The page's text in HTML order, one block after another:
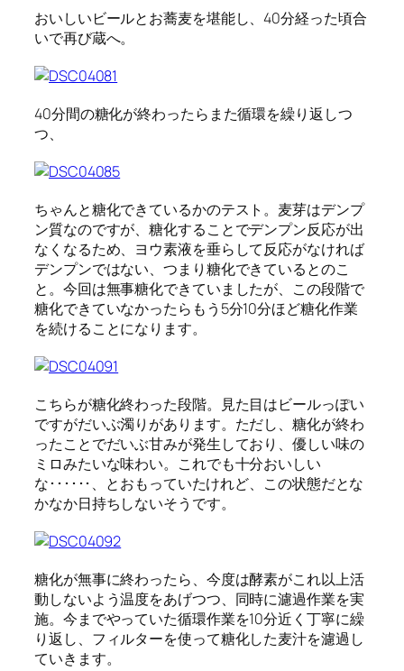
おいしいビールとお蕎麦を堪能し、40分経った頃合
いで再び蔵へ。
40分間の糖化が終わったらまた循環を繰り返しつ
つ、
ちゃんと糖化できているかのテスト。麦芽はデンプ
ン質なのですが、糖化することでデンプン反応が出
なくなるため、ヨウ素液を垂らして反応がなければ
デンプンではない、つまり糖化できているとのこ
と。今回は無事糖化できていましたが、この段階で
糖化できていなかったらもう5分10分ほど糖化作業
を続けることになります。
こちらが糖化終わった段階。見た目はビールっぽい
ですがだいぶ濁りがあります。ただし、糖化が終わ
ったことでだいぶ甘みが発生しており、優しい味の
ミロみたいな味わい。これでも十分おいしい
な･･････、とおもっていたけれど、この状態だとな
かなか日持ちしないそうです。
糖化が無事に終わったら、今度は酵素がこれ以上活
動しないよう温度をあげつつ、同時に濾過作業を実
施。今までやっていた循環作業を10分近く丁寧に繰
り返し、フィルターを使って糖化した麦汁を濾過し
ていきます。